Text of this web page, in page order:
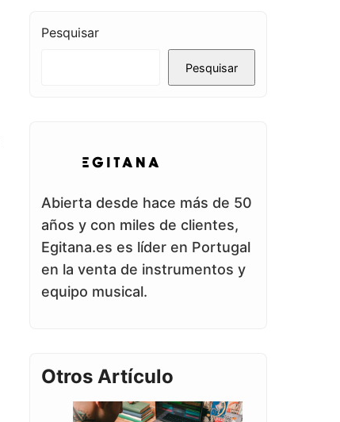
Pesquisar
Pesquisar
Abierta desde hace más de 50
años y con miles de clientes,
Egitana.es es líder en Portugal
en la venta de instrumentos y
equipo musical.
Otros Artículo